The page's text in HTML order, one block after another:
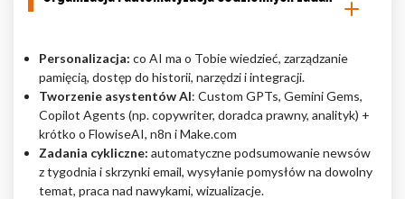
Personalizacja: co AI ma o Tobie wiedzieć, zarządzanie
pamięcią, dostęp do historii, narzędzi i integracji.
Tworzenie asystentów AI: Custom GPTs, Gemini Gems,
Copilot Agents (np. copywriter, doradca prawny, analityk) +
krótko o FlowiseAI, n8n i Make.com
Zadania cykliczne: automatyczne podsumowanie newsów
z tygodnia i skrzynki email, wysyłanie pomysłów na dowolny
temat, praca nad nawykami, wizualizacje.